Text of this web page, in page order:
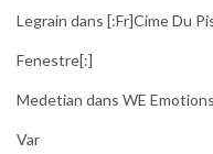
Legrain dans [:fr]Cime Du
Fenestre[:]
Medetian dans WE
Var